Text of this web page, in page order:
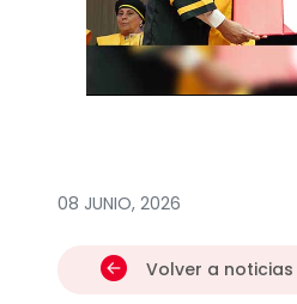
08 JUNIO, 2026
Volver a noticias